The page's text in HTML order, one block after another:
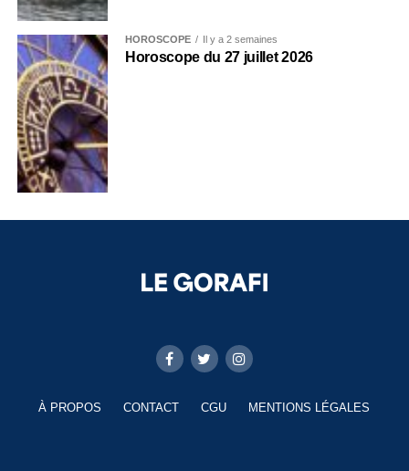
HOROSCOPE Il y a 2 semaines
Horoscope du 27 juillet 2026
À PROPOS CONTACT CGU MENTIONS LÉGALES